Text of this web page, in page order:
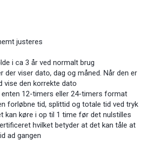
justeres
i ca 3 år ved normalt brug
der viser dato, dag og måned. Når den er
vise den korrekte dato
enten 12-timers eller 24-timers format
forløbne tid, splittid og totale tid ved tryk
kan køre i op til 1 time før det nulstilles
hvilket betyder at det kan tåle at
ad gangen